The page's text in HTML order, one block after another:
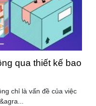
qua thiết kế bao
chỉ là vấn đề của việc